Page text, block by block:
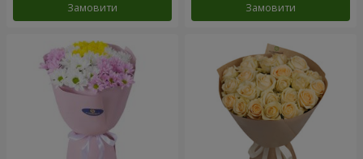
Замовити Замовити